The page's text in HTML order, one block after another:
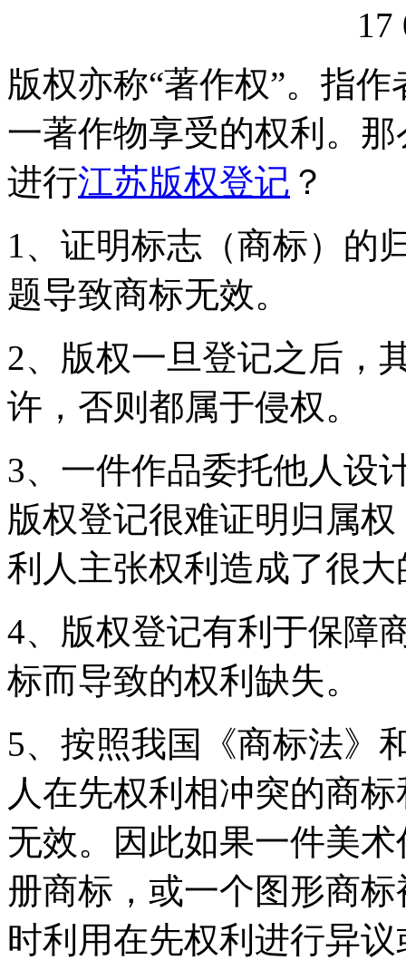
17
版权亦称“著作权”。指
一著作物享受的权利。
进行江苏版权登记 ？
1、证明标志（商标）的
题导致商标无效。
2、版权一旦登记之后，
许，否则都属于侵权。
3、一件作品委托他人设
版权登记很难证明归属
利人主张权利造成了很
4、版权登记有利于保障
标而导致的权利缺失。
5、按照我国《商标法》
人在先权利相冲突的商
无效。因此如果一件美
册商标，或一个图形商
时利用在先权利进行异